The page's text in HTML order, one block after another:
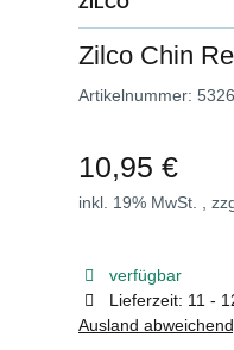
Zilco Chin
Artikelnummer:
10,95 €
inkl. 19% MwSt. ,
verfügbar
Lieferzeit: 11 -
Ausland